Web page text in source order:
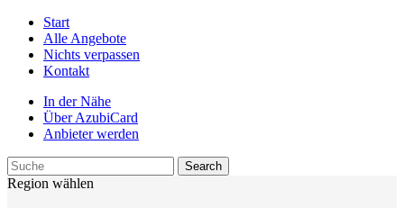
Start
Alle Angebote
Nichts verpassen
Kontakt
In der Nähe
Über AzubiCard
Anbieter werden
Region wählen